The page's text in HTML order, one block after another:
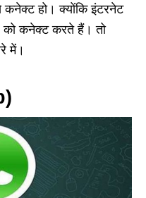
कनेक्ट हो। क्योंकि इंटरनेट
कनेक्ट करते हैं। तो
में।